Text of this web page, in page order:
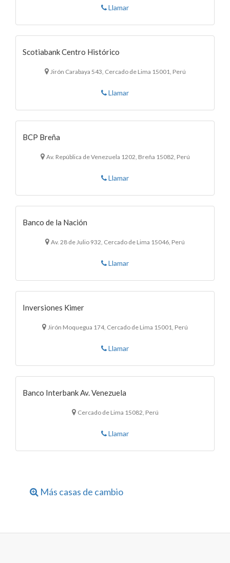
Llamar
Scotiabank Centro Histórico
Jirón Carabaya 543, Cercado de Lima 15001, Perú
Llamar
BCP Breña
Av. República de Venezuela 1202, Breña 15082, Perú
Llamar
Banco de la Nación
Av. 28 de Julio 932, Cercado de Lima 15046, Perú
Llamar
Inversiones Kimer
Jirón Moquegua 174, Cercado de Lima 15001, Perú
Llamar
Banco Interbank Av. Venezuela
Cercado de Lima 15082, Perú
Llamar
Más casas de cambio